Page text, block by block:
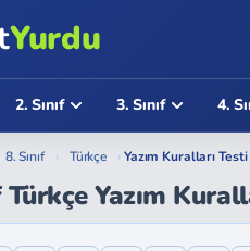
Yurdu
2. Sınıf 3. Sınıf 4.
8. Sınıf › Türkçe › Yazım Kuralları
Türkçe Yazım
Yazım Kuralları